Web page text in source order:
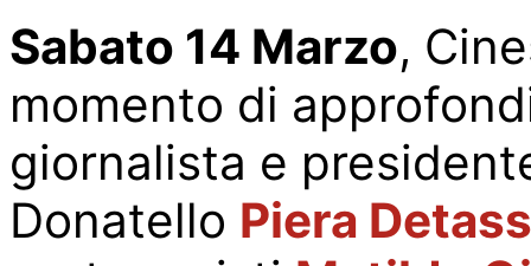
Sabato 14 Marzo,
momento di
giornalista e
Donatello Piera